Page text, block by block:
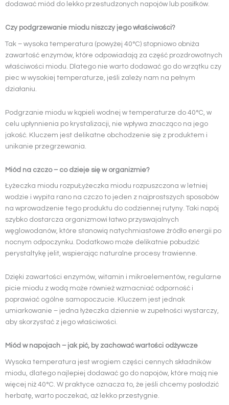
dodawać miód do lekko przestudzonych napojów lub posiłków.
Czy podgrzewanie miodu niszczy jego właściwości?
Tak – wysoka temperatura (powyżej 40°C) stopniowo obniża
zawartość enzymów, które odpowiadają za część prozdrowotnych
właściwości miodu. Dlatego nie warto dodawać go do wrzątku czy
piec w wysokiej temperaturze, jeśli zależy nam na pełnym
działaniu.
Podgrzanie miodu w kąpieli wodnej w temperaturze do 40°C, w
celu upłynnienia po krystalizacji, nie wpływa znacząco na jego
jakość. Kluczem jest delikatne obchodzenie się z produktem i
unikanie przegrzewania.
Miód na czczo – co dzieje się w organizmie?
Łyżeczka miodu rozpuŁyżeczka miodu rozpuszczona w letniej
wodzie i wypita rano na czczo to jeden z najprostszych sposobów
na wprowadzenie tego produktu do codziennej rutyny. Taki napój
szybko dostarcza organizmowi łatwo przyswajalnych
węglowodanów, które stanowią natychmiastowe źródło energii po
nocnym odpoczynku. Dodatkowo może delikatnie pobudzić
perystaltykę jelit, wspierając naturalne procesy trawienne.
Dzięki zawartości enzymów, witamin i mikroelementów, regularne
picie miodu z wodą może również wzmacniać odporność i
poprawiać ogólne samopoczucie. Kluczem jest jednak
umiarkowanie – jedna łyżeczka dziennie w zupełności wystarczy,
aby skorzystać z jego właściwości.
Miód w napojach – jak pić, by zachować wartości odżywcze
Wysoka temperatura jest wrogiem części cennych składników
miodu, dlatego najlepiej dodawać go do napojów, które mają nie
więcej niż 40°C. W praktyce oznacza to, że jeśli chcemy posłodzić
herbatę, warto poczekać, aż lekko przestygnie.